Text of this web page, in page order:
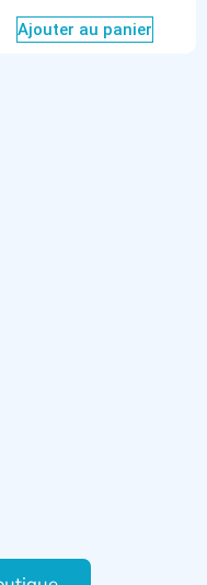
Ajouter au panier